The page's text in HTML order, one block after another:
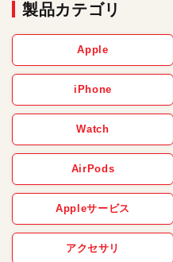
製品カテゴリ
Apple
iPhone
Watch
AirPods
Appleサービス
アクセサリ